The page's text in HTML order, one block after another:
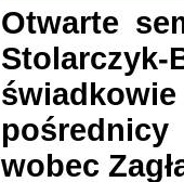
Otwarte
wobec